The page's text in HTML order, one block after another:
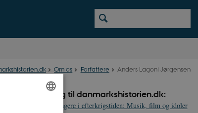
Om os Forfattere Anders Lagoni Jørgensen
Bidrag til danmarkshistorien.dk:
Teenagere i efterkrigstiden: Musik, film og idoler